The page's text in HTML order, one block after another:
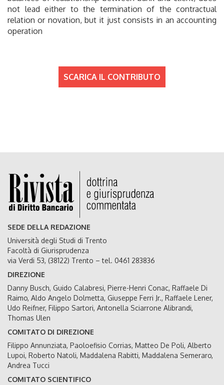
not lead either to the termination of the contractual
relation or novation, but it just consists in an accounting
operation
SCARICA IL CONTRIBUTO
SEDE DELLA REDAZIONE
Università degli Studi di Trento
Facoltà di Giurisprudenza
via Verdi 53, (38122) Trento – tel. 0461 283836
DIREZIONE
Danny Busch, Guido Calabresi, Pierre-Henri Conac, Raffaele Di
Raimo, Aldo Angelo Dolmetta, Giuseppe Ferri Jr., Raffaele Lener,
Udo Reifner, Filippo Sartori, Antonella Sciarrone Alibrandi,
Thomas Ulen
COMITATO DI DIREZIONE
Filippo Annunziata, Paoloefisio Corrias, Matteo De Poli, Alberto
Lupoi, Roberto Natoli, Maddalena Rabitti, Maddalena Semeraro,
Andrea Tucci
COMITATO SCIENTIFICO